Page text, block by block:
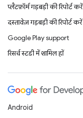
प्लैटफ़ॉर्म गड़बड़ी की रिपोर्ट करें
दस्तावेज़ गड़बड़ी की रिपोर्ट करें
Google Play support
रिसर्च स्टडी में शामिल हों
Android